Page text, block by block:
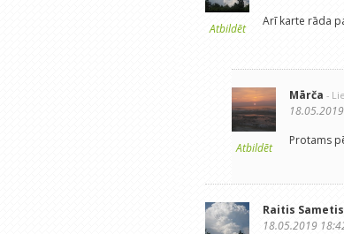
Atbildēt
Arī karte rāda
Atbildēt
Mārča -
Protams
Raitis Sametis
18.05.2019